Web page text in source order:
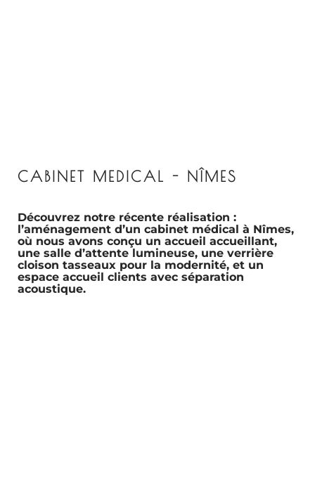
CABINET MEDICAL - NÎMES
Découvrez notre récente réalisation :
l’aménagement d’un cabinet médical à Nîmes,
où nous avons conçu un accueil accueillant,
une salle d’attente lumineuse, une verrière
cloison tasseaux pour la modernité, et un
espace accueil clients avec séparation
acoustique.